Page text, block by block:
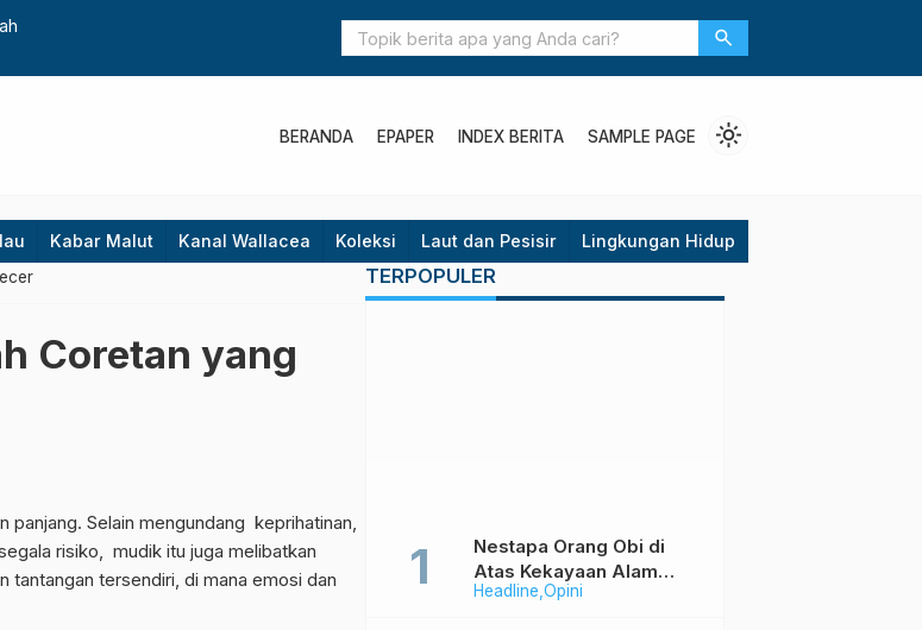
Seriusnya Siswa SD Belajar Buat Eco Enzyme search
BERANDA EPAPER INDEX BERITA SAMPLE PAGE light_mode
Kabar Malut Kanal Wallacea Koleksi Laut dan Pesisir Lingkungan Hidup
Coretan yang
panjang. Selain mengundang keprihatinan,
risiko, mudik itu juga melibatkan
tantangan tersendiri, di mana emosi dan
TERPOPULER
Headline Opini
Nestapa Orang Obi di
Atas Kekayaan Alam
Berlimpah